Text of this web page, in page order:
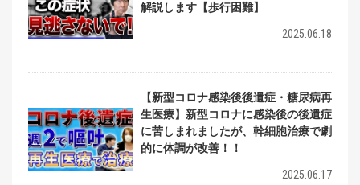
解説します【歩行困難】
2025.06.18
【新型コロナ感染後後遺症・糖尿病再
生医療】新型コロナに感染後の後遺症
に苦しまれましたが、幹細胞治療で劇
的に体調が改善！！
2025.06.17